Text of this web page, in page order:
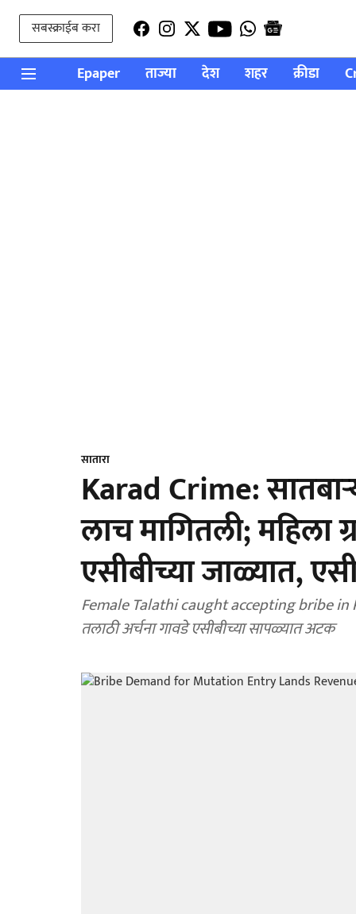
सबस्क्राईब करा
Epaper ताज्या देश शहर क्रीडा
सातारा
Karad Crime:
लाच मागितली; महिला
एसीबीच्या जाळ्यात,
Female Talathi caught accepting bribe in
तलाठी अर्चना गावडे एसीबीच्या सापळ्यात अटक